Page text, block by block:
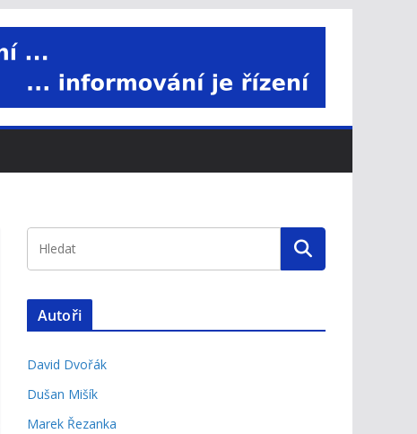
Autoři
David Dvořák
Dušan Mišík
Marek Řezanka